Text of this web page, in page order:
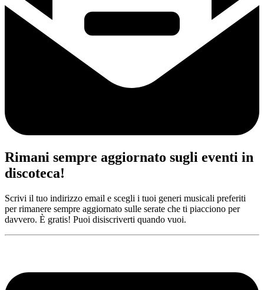
Rimani sempre aggiornato sugli eventi in
discoteca!
Scrivi il tuo indirizzo email e scegli i tuoi generi musicali preferiti
per rimanere sempre aggiornato sulle serate che ti piacciono per
davvero. È gratis! Puoi disiscriverti quando vuoi.